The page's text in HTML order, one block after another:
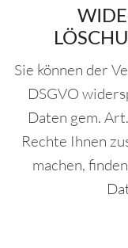
Sie können der
DSGVO
Daten gem.
Rechte Ihnen
machen,